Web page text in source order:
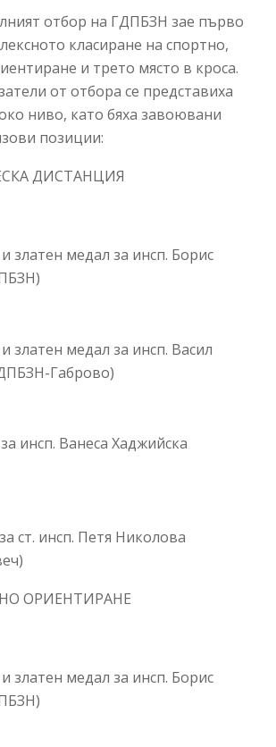
отбор на ГДПБЗН зае първо
класиране на спортно,
и трето място в кроса.
от отбора се представиха
ниво, като бяха завоювани
позиции:
ДИСТАНЦИЯ
златен медал за инсп. Борис
златен медал за инсп. Васил
Габрово)
инсп. Ванеса Хаджийска
ст. инсп. Петя Николова
ОРИЕНТИРАНЕ
златен медал за инсп. Борис